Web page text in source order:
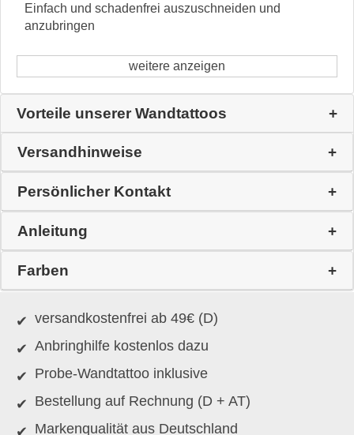
Einfach und schadenfrei auszuschneiden und
anzubringen
weitere anzeigen
Vorteile unserer Wandtattoos
Versandhinweise
Persönlicher Kontakt
Anleitung
Farben
versandkostenfrei ab 49€ (D)
Anbringhilfe kostenlos dazu
Probe-Wandtattoo inklusive
Bestellung auf Rechnung (D + AT)
Markenqualität aus Deutschland